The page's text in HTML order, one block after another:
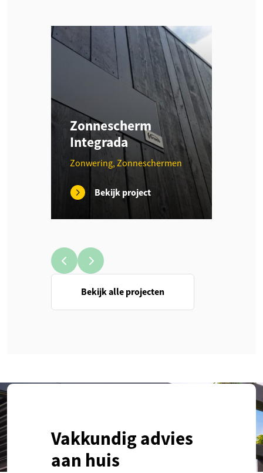
Zonnescherm
Integrada
Zonwering, Zonneschermen
Bekijk project
Bekijk alle projecten
Vakkundig advies
aan huis